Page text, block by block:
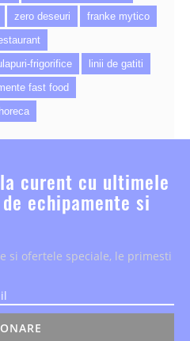
zero deseuri
franke mytico
frigorifice
linii de gatiti
fast food
horeca
curent cu ultimele
echipamente si
si ofertele speciale, le primesti